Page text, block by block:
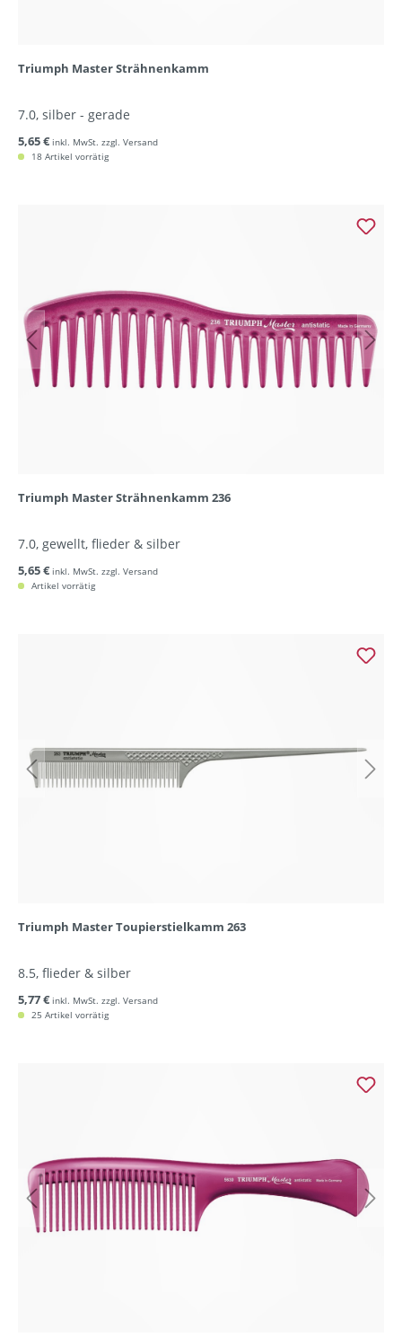
Triumph Master Strähnenkamm
7.0, silber - gerade
5,65 € inkl. MwSt. zzgl. Versand
18 Artikel vorrätig
Triumph Master Strähnenkamm 236
7.0, gewellt, flieder & silber
5,65 € inkl. MwSt. zzgl. Versand
Artikel vorrätig
Triumph Master Toupierstielkamm 263
8.5, flieder & silber
5,77 € inkl. MwSt. zzgl. Versand
25 Artikel vorrätig